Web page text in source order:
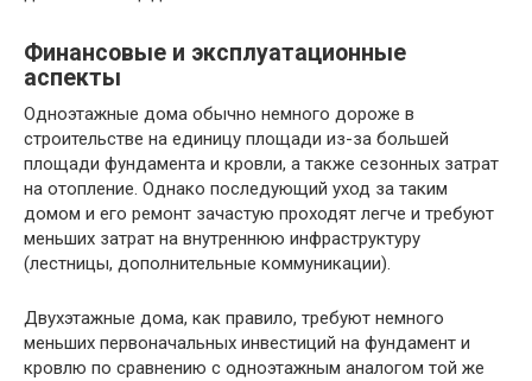
Финансовые и эксплуатационные
аспекты
Одноэтажные дома обычно немного дороже в
строительстве на единицу площади из-за большей
площади фундамента и кровли, а также сезонных затрат
на отопление. Однако последующий уход за таким
домом и его ремонт зачастую проходят легче и требуют
меньших затрат на внутреннюю инфраструктуру
(лестницы, дополнительные коммуникации).
Двухэтажные дома, как правило, требуют немного
меньших первоначальных инвестиций на фундамент и
кровлю по сравнению с одноэтажным аналогом той же